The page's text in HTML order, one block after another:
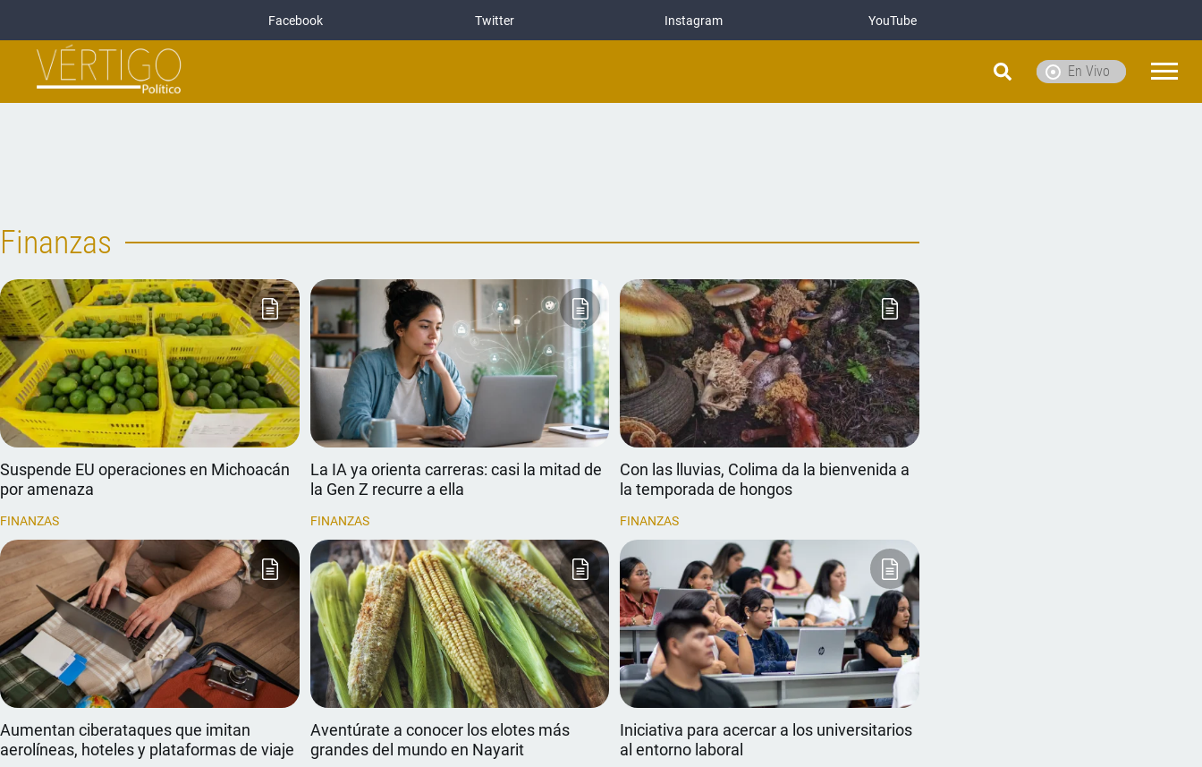
Facebook Twitter Instagram YouTube
En Vivo
Finanzas
Suspende EU operaciones en Michoacán
por amenaza
FINANZAS
La IA ya orienta carreras: casi la mitad de
la Gen Z recurre a ella
FINANZAS
Con las lluvias, Colima da la bienvenida a
la temporada de hongos
FINANZAS
Aumentan ciberataques que imitan
aerolíneas, hoteles y plataformas de viaje
Aventúrate a conocer los elotes más
grandes del mundo en Nayarit
Iniciativa para acercar a los universitarios
al entorno laboral